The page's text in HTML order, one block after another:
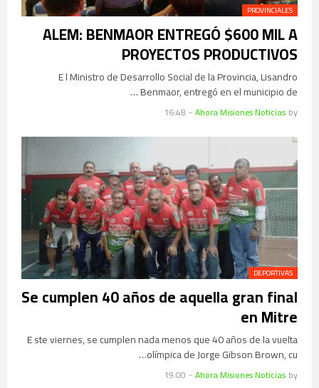
PROVINCIALES
ALEM: BENMAOR ENTREGÓ $600 MIL A
PROYECTOS PRODUCTIVOS
E l Ministro de Desarrollo Social de la Provincia, Lisandro
Benmaor, entregó en el municipio de …
by
Ahora Misiones Noticias
-
16:48
DEPORTIVAS
Se cumplen 40 años de aquella gran final
en Mitre
E ste viernes, se cumplen nada menos que 40 años de la vuelta
olímpica de Jorge Gibson Brown, cu…
by
Ahora Misiones Noticias
-
19:00